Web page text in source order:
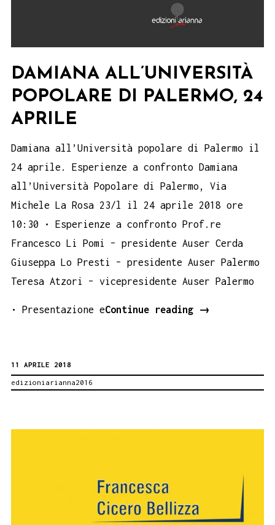
DAMIANA ALL’UNIVERSITÀ
POPOLARE DI PALERMO, 24
APRILE
Damiana all’Università popolare di Palermo il
24 aprile. Esperienze a confronto Damiana
all’Università Popolare di Palermo, Via
Michele La Rosa 23/l il 24 aprile 2018 ore
10:30 • Esperienze a confronto Prof.re
Francesco Li Pomi – presidente Auser Cerda
Giuseppa Lo Presti – presidente Auser Palermo
Teresa Atzori – vicepresidente Auser Palermo
• Presentazione eContinue reading
Damiana
→
11 APRILE 2018
edizioniarianna2016